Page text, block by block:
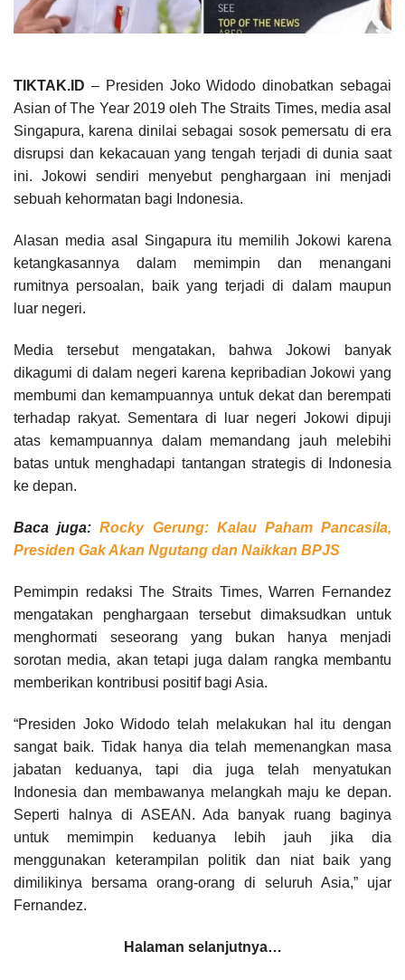
TIKTAK.ID – Presiden Joko Widodo dinobatkan sebagai
Asian of The Year 2019 oleh The Straits Times, media asal
Singapura, karena dinilai sebagai sosok pemersatu di era
disrupsi dan kekacauan yang tengah terjadi di dunia saat
ini. Jokowi sendiri menyebut penghargaan ini menjadi
sebuah kehormatan bagi Indonesia.
Alasan media asal Singapura itu memilih Jokowi karena
ketangkasannya dalam memimpin dan menangani
rumitnya persoalan, baik yang terjadi di dalam maupun
luar negeri.
Media tersebut mengatakan, bahwa Jokowi banyak
dikagumi di dalam negeri karena kepribadian Jokowi yang
membumi dan kemampuannya untuk dekat dan berempati
terhadap rakyat. Sementara di luar negeri Jokowi dipuji
atas kemampuannya dalam memandang jauh melebihi
batas untuk menghadapi tantangan strategis di Indonesia
ke depan.
Baca juga:Rocky Gerung: Kalau Paham Pancasila,
Presiden Gak Akan Ngutang dan Naikkan BPJS
Pemimpin redaksi The Straits Times, Warren Fernandez
mengatakan penghargaan tersebut dimaksudkan untuk
menghormati seseorang yang bukan hanya menjadi
sorotan media, akan tetapi juga dalam rangka membantu
memberikan kontribusi positif bagi Asia.
“Presiden Joko Widodo telah melakukan hal itu dengan
sangat baik. Tidak hanya dia telah memenangkan masa
jabatan keduanya, tapi dia juga telah menyatukan
Indonesia dan membawanya melangkah maju ke depan.
Seperti halnya di ASEAN. Ada banyak ruang baginya
untuk memimpin keduanya lebih jauh jika dia
menggunakan keterampilan politik dan niat baik yang
dimilikinya bersama orang-orang di seluruh Asia,” ujar
Fernandez.
Halaman selanjutnya…